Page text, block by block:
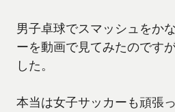
男子卓球でスマッシュをか
ーを動画で見てみたのです
した。
本当は女子サッカーも頑張